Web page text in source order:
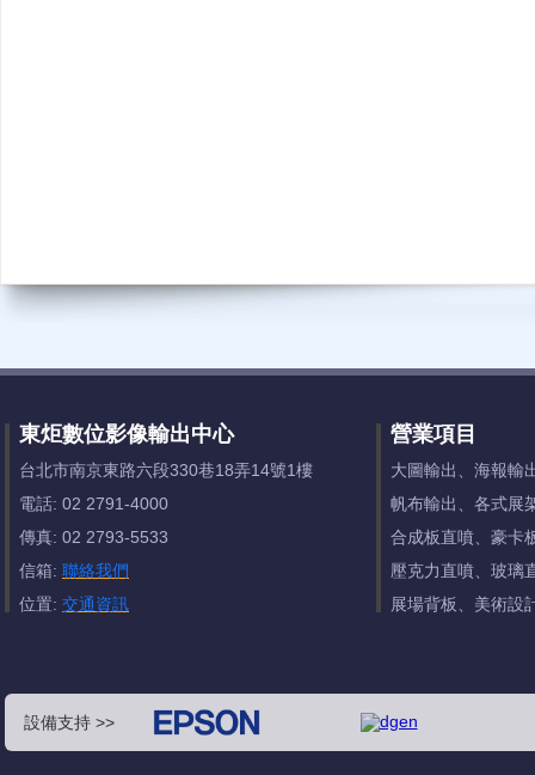
東炬數位影像輸出中心
台北市南京東路六段330巷18弄14號1樓
電話: 02 2791-4000
傳真: 02 2793-5533
信箱: 聯絡我們
位置: 交通資訊
營業項目
大圖輸出、海報輸
帆布輸出、各式展
合成板直噴、豪卡
壓克力直噴、玻璃
展場背板、美術設
設備支持 >>